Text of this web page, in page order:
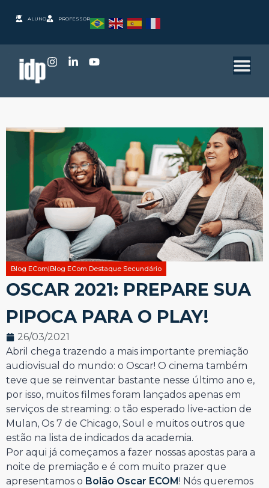
ALUNO PROFESSOR
Blog ECom|Blog ECom Destaque Secundário
OSCAR 2021: PREPARE SUA
PIPOCA PARA O PLAY!
26/03/2021
Abril chega trazendo a mais importante premiação
audiovisual do mundo: o Oscar! O cinema também
teve que se reinventar bastante nesse último ano e,
por isso, muitos filmes foram lançados apenas em
serviços de streaming: o tão esperado live-action de
Mulan, Os 7 de Chicago, Soul e muitos outros que
estão na lista de indicados da academia.
Por aqui já começamos a fazer nossas apostas para a
noite de premiação e é com muito prazer que
apresentamos o Bolão Oscar ECOM ! Nós queremos